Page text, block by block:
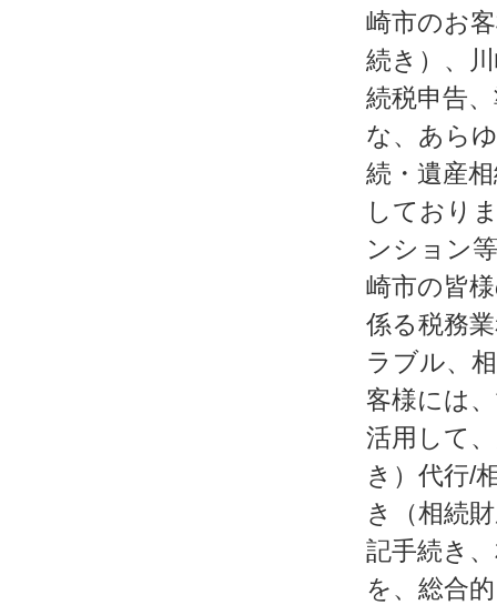
崎市のお
続き）、
続税申告
な、あら
続・遺産
しており
ンション
崎市の皆
係る税務
ラブル、
客様には
活用して
き）代行/
き（相続
記手続き
を、総合